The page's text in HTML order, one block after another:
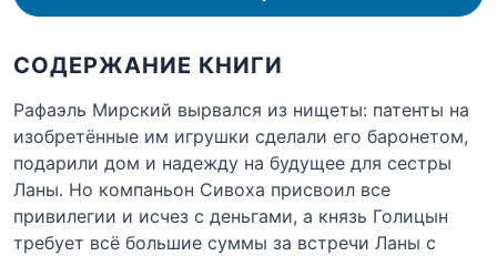
СОДЕРЖАНИЕ КНИГИ
Рафаэль Мирский вырвался из нищеты: патенты на
изобретённые им игрушки сделали его баронетом,
подарили дом и надежду на будущее для сестры
Ланы. Но компаньон Сивоха присвоил все
привилегии и исчез с деньгами, а князь Голицын
требует всё большие суммы за встречи Ланы с